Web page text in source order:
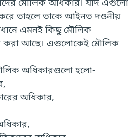
মৌলিক অধিকার। যদি এগুলো
করে তাহলে তাকে আইনত দণ্ডনীয়
এমনই কিছু মৌলিক
করা আছে। এগুলোকেই মৌলিক
অধিকারগুলো হলো-
অধিকার,